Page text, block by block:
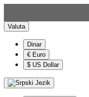
Valuta
Dinar
€ Euro
$ US Dollar
Jezik